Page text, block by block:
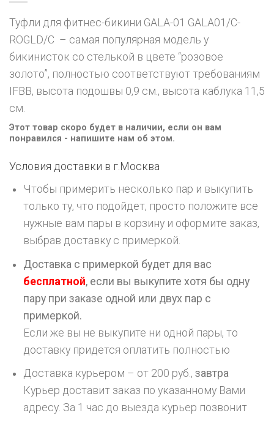
Туфли для фитнес-бикини GALA-01 GALA01/C-
ROGLD/C – самая популярная модель у
бикинисток со стелькой в цвете “розовое
золото”, полностью соответствуют требованиям
IFBB, высота подошвы 0,9 см., высота каблука 11,5
см.
Этот товар скоро будет в наличии, если он вам
понравился - напишите нам об этом.
Условия доставки в г. Москва
Чтобы примерить несколько пар и выкупить
только ту, что подойдет, просто положите все
нужные вам пары в корзину и оформите заказ,
выбрав доставку с примеркой.
Доставка с примеркой будет для вас
бесплатной, если вы выкупите хотя бы одну
пару при заказе одной или двух пар с
примеркой.
Если же вы не выкупите ни одной пары, то
доставку придется оплатить полностью
Доставка курьером – от 200 руб.,завтра
Курьер доставит заказ по указанному Вами
адресу. За 1 час до выезда курьер позвонит